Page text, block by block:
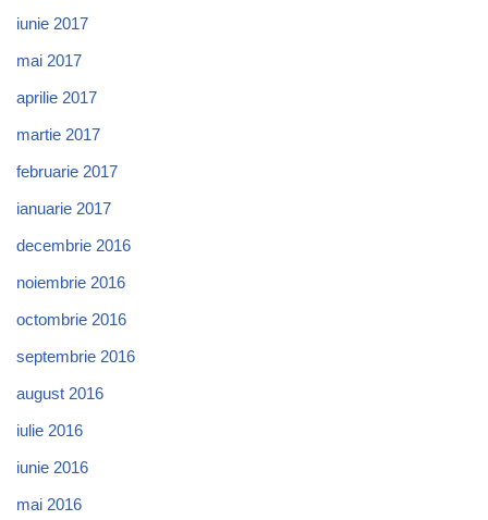
iunie 2017
mai 2017
aprilie 2017
martie 2017
februarie 2017
ianuarie 2017
decembrie 2016
noiembrie 2016
octombrie 2016
septembrie 2016
august 2016
iulie 2016
iunie 2016
mai 2016